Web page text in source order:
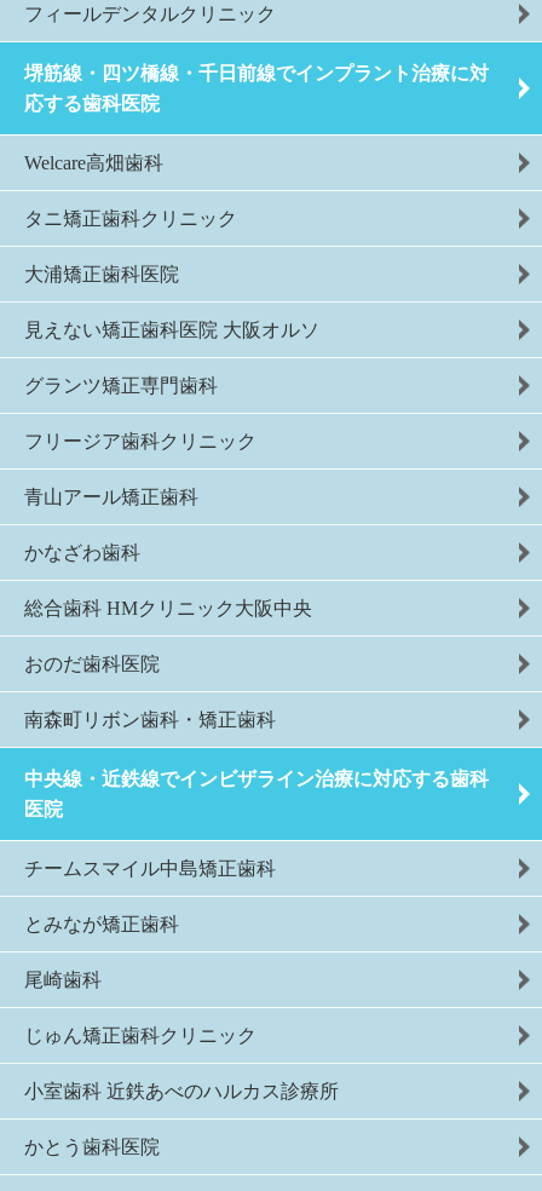
フィールデンタルクリニック
堺筋線・四ツ橋線・千日前線でインプラント治療に対
応する歯科医院
Welcare高畑歯科
タニ矯正歯科クリニック
大浦矯正歯科医院
見えない矯正歯科医院 大阪オルソ
グランツ矯正専門歯科
フリージア歯科クリニック
青山アール矯正歯科
かなざわ歯科
総合歯科 HMクリニック大阪中央
おのだ歯科医院
南森町リボン歯科・矯正歯科
中央線・近鉄線でインビザライン治療に対応する歯科
医院
チームスマイル中島矯正歯科
とみなが矯正歯科
尾崎歯科
じゅん矯正歯科クリニック
小室歯科 近鉄あべのハルカス診療所
かとう歯科医院